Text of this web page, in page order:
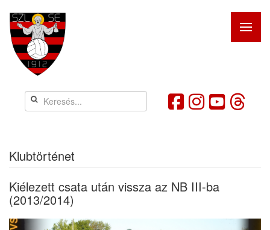
Klubtörténet
Kiélezett csata után vissza az NB III-ba
(2013/2014)